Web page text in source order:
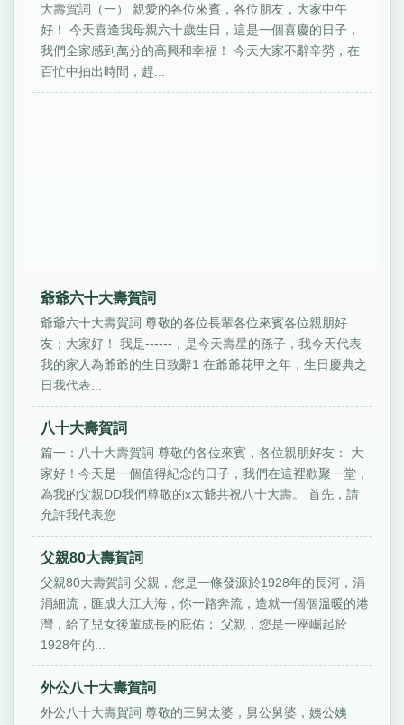
大壽賀詞（一） 親愛的各位來賓，各位朋友，大家中午
好！ 今天喜逢我母親六十歲生日，這是一個喜慶的日子，
我們全家感到萬分的高興和幸福！ 今天大家不辭辛勞，在
百忙中抽出時間，趕...
爺爺六十大壽賀詞
爺爺六十大壽賀詞 尊敬的各位長輩各位來賓各位親朋好
友；大家好！ 我是------，是今天壽星的孫子，我今天代表
我的家人為爺爺的生日致辭1 在爺爺花甲之年，生日慶典之
日我代表...
八十大壽賀詞
篇一：八十大壽賀詞 尊敬的各位來賓，各位親朋好友： 大
家好！今天是一個值得紀念的日子，我們在這裡歡聚一堂，
為我的父親DD我們尊敬的x太爺共祝八十大壽。 首先，請
允許我代表您...
父親80大壽賀詞
父親80大壽賀詞 父親，您是一條發源於1928年的長河，涓
涓細流，匯成大江大海，你一路奔流，造就一個個溫暖的港
灣，給了兒女後輩成長的庇佑； 父親，您是一座崛起於
1928年的...
外公八十大壽賀詞
外公八十大壽賀詞 尊敬的三舅太婆，舅公舅婆，姨公姨